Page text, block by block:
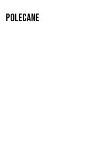
Polecane